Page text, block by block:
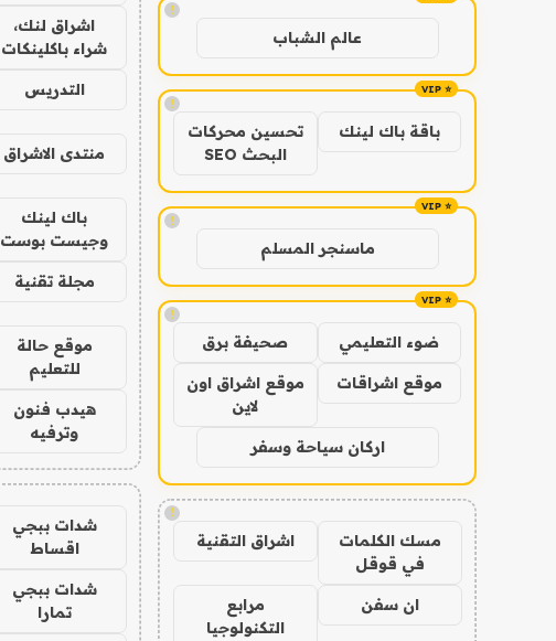
!
عالم الشباب
!
باقة باك لينك
تحسين محركات
البحث SEO
!
ماسنجر المسلم
!
ضوء التعليمي صحيفة برق
موقع اشراقات
موقع اشراق اون
لاين
اركان سياحة وسفر
!
مسك الكلمات
في قوقل
اشراق التقنية
ان سفن
مرابع
التكنولوجيا
اشراق لنك،
شراء باكلينكات
التدريس
منتدى الاشراق
باك لينك
وجيست بوست
مجلة تقنية
موقع حالة
للتعليم
هيدب فنون
وترفيه
شدات ببجي
اقساط
شدات ببجي
تمارا